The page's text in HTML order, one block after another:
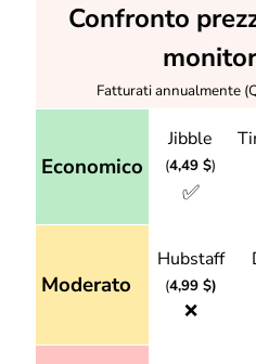
Confronto
Fatturati annualmente
Economico
Jibble
(4,49 $)
✅
Moderato
Hubstaff
(4,99 $)
❌